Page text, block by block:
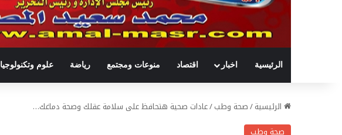
الرئيسية اخبار اقتصاد منوعات ومجتمع رياضة علوم وتكنولوجيا
الرئيسية/صحة وطب/عادات صحية هتحافظ على سلامة عقلك وصحة دماغك…
صحة وطب